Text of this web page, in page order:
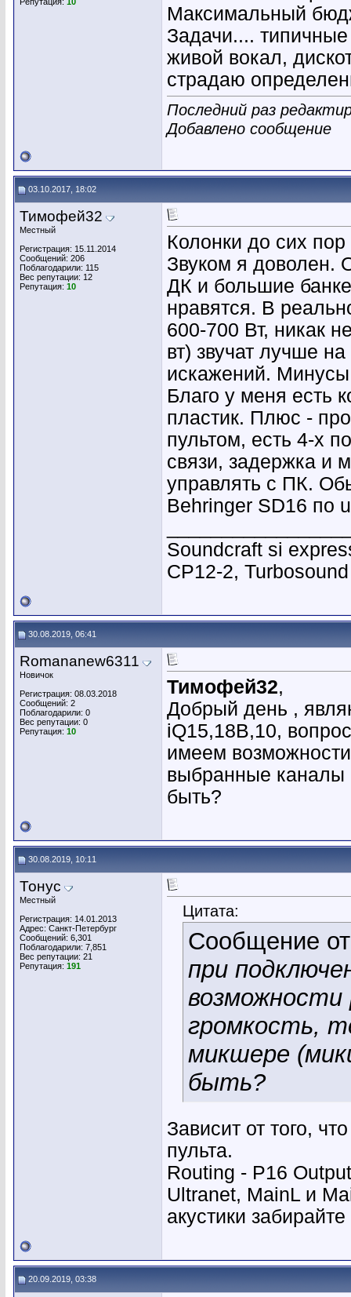
Максимальный
Задачи....
живой вокал,
страдаю
Последний раз
Добавлено сообщение
03.10.2017, 18:02
Тимофей32
Местный
Регистрация: 15.11.2014
Сообщений: 206
Поблагодарили: 115
Вес репутации: 12
Репутация: 10
Колонки до сих
Звуком я доволен.
ДК и большие
нравятся. В
600-700 Вт, никак
вт) звучат лучше
искажений. Минусы
Благо у меня есть
пластик. Плюс -
пультом, есть 4-х
связи, задержка и
управлять с ПК.
Behringer SD16 по
Soundcraft si
CP12-2,
30.08.2019, 06:41
Romananew6311
Новичок
Регистрация: 08.03.2018
Сообщений: 2
Поблагодарили: 0
Вес репутации: 0
Репутация: 10
Тимофей32,
Добрый день ,
iQ15,18B,10,
имеем
выбранные каналы
быть?
30.08.2019, 10:11
Тонус
Местный
Регистрация: 14.01.2013
Адрес: Санкт-Петербург
Сообщений: 6,301
Поблагодарили: 7,851
Вес репутации: 21
Репутация: 191
Цитата:
Сообщение
при
громкость,
микшере
быть?
Зависит от того,
пульта.
Routing - P16
Ultranet, MainL и
акустики
20.09.2019, 03:38